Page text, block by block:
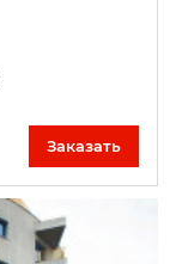
Заказать